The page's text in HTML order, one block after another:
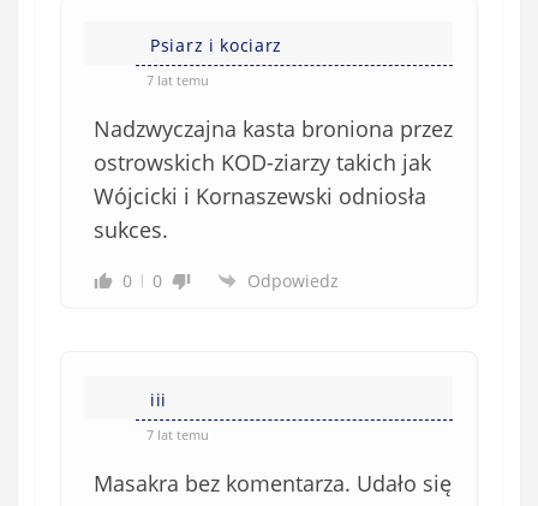
Psiarz i kociarz
7 lat temu
Nadzwyczajna kasta broniona przez
ostrowskich KOD-ziarzy takich jak
Wójcicki i Kornaszewski odniosła
sukces.
0 0 Odpowiedz
iii
7 lat temu
Masakra bez komentarza. Udało się